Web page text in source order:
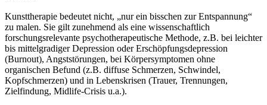
Kunsttherapie bedeutet nicht, „nur ein bisschen zur Entspannung“
zu malen. Sie gilt zunehmend als eine wissenschaftlich
forschungsrelevante psychotherapeutische Methode, z.B. bei leichter
bis mittelgradiger Depression oder Erschöpfungsdepression
(Burnout), Angststörungen, bei Körpersymptomen ohne
organischen Befund (z.B. diffuse Schmerzen, Schwindel,
Kopfschmerzen) und in Lebenskrisen (Trauer, Trennungen,
Zielfindung, Midlife-Crisis u.a.).